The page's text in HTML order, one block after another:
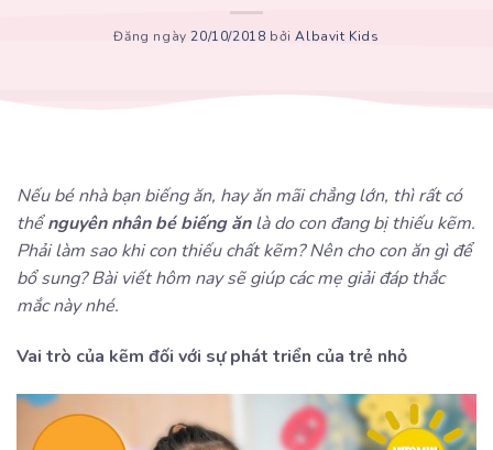
Đăng ngày20/10/2018 bởiAlbavit Kids
Nếu bé nhà bạn biếng ăn, hay ăn mãi chẳng lớn, thì rất có
thểnguyên nhân bé biếng ănlà do con đang bị thiếu kẽm.
Phải làm sao khi con thiếu chất kẽm? Nên cho con ăn gì để
bổ sung? Bài viết hôm nay sẽ giúp các mẹ giải đáp thắc
mắc này nhé.
Vai trò của kẽm đối với sự phát triển của trẻ nhỏ